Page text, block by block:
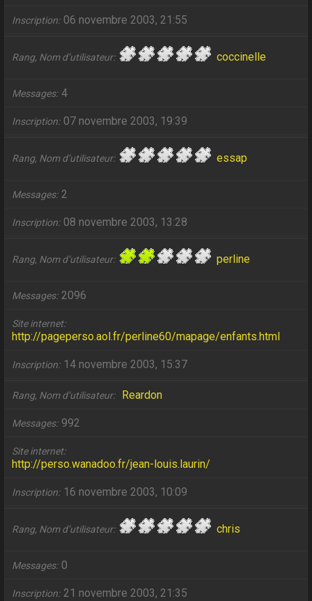
Inscription 06 novembre 2003, 21:55
Rang, Nom d’utilisateur coccinelle
Messages 4
Inscription 07 novembre 2003, 19:39
Rang, Nom d’utilisateur essap
Messages 2
Inscription 08 novembre 2003, 13:28
Rang, Nom d’utilisateur perline
Messages 2096
Site internet
http://pageperso.aol.fr/perline60/mapage/enfants.html
Inscription 14 novembre 2003, 15:37
Rang, Nom d’utilisateur Reardon
Messages 992
Site internet
http://perso.wanadoo.fr/jean-louis.laurin/
Inscription 16 novembre 2003, 10:09
Rang, Nom d’utilisateur chris
Messages 0
Inscription 21 novembre 2003, 21:35